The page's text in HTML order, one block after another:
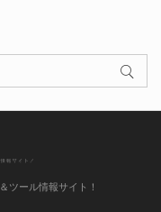
ツール情報サイト！